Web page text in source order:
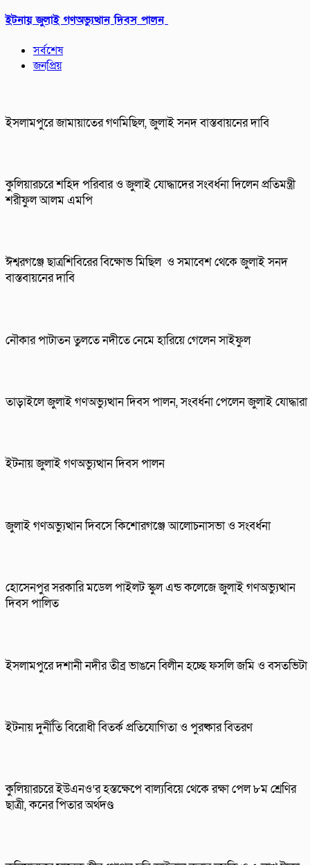
ইটনায় জুলাই গণঅভ্যুত্থান দিবস পালন
সর্বশেষ
জনপ্রিয়
ইসলামপুরে জামায়াতের গণমিছিল, জুলাই সনদ বাস্তবায়নের দাবি
কুলিয়ারচরে শহিদ পরিবার ও জুলাই যোদ্ধাদের সংবর্ধনা দিলেন প্রতিমন্ত্রী
শরীফুল আলম এমপি
ঈশ্বরগঞ্জে ছাত্রশিবিরের বিক্ষোভ মিছিল ও সমাবেশ থেকে জুলাই সনদ
বাস্তবায়নের দাবি
নৌকার পাটাতন তুলতে নদীতে নেমে হারিয়ে গেলেন সাইফুল
তাড়াইলে জুলাই গণঅভ্যুত্থান দিবস পালন, সংবর্ধনা পেলেন জুলাই যোদ্ধারা
ইটনায় জুলাই গণঅভ্যুত্থান দিবস পালন
জুলাই গণঅভ্যুত্থান দিবসে কিশোরগঞ্জে আলোচনাসভা ও সংবর্ধনা
হোসেনপুর সরকারি মডেল পাইলট স্কুল এন্ড কলেজে জুলাই গণঅভ্যুত্থান
দিবস পালিত
ইসলামপুরে দশানী নদীর তীব্র ভাঙনে বিলীন হচ্ছে ফসলি জমি ও বসতভিটা
ইটনায় দুর্নীতি বিরোধী বিতর্ক প্রতিযোগিতা ও পুরষ্কার বিতরণ
কুলিয়ারচরে ইউএনও’র হস্তক্ষেপে বাল্যবিয়ে থেকে রক্ষা পেল ৮ম শ্রেণির
ছাত্রী, কনের পিতার অর্থদণ্ড